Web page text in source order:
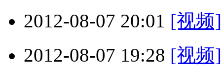
2012-08-07 20:01 [视频
2012-08-07 19:28 [视频